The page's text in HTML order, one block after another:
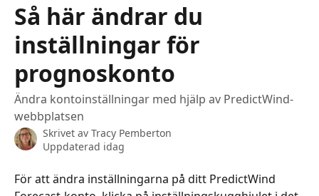
Så här ändrar du
inställningar för
prognoskonto
Ändra kontoinställningar med hjälp av PredictWind-
webbplatsen
Skrivet av Tracy Pemberton
Uppdaterad idag
För att ändra inställningarna på ditt PredictWind